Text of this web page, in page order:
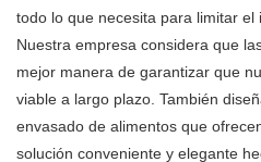
todo lo que necesita para limitar el
Nuestra empresa considera que
mejor manera de garantizar que
viable a largo plazo. También
envasado de alimentos que
solución conveniente y elegante